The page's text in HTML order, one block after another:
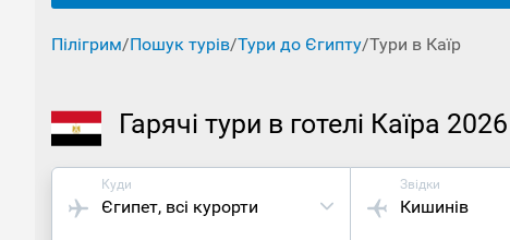
Пілігрим/Пошук турів/Тури до Єгипту/Тури в Каїр
Гарячі тури в готелі Каїра 2026
Куди
Єгипет, всі курорти
Звідки
Кишинів